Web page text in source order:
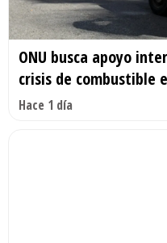
ONU busca apoyo
crisis de combustible
Hace 1 día